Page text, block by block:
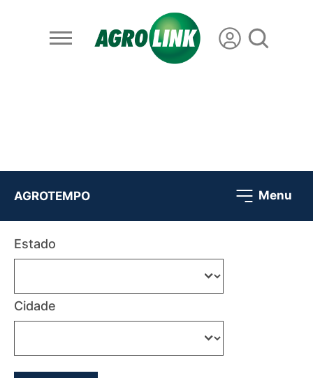
AGROTEMPO Menu
Estado
Cidade